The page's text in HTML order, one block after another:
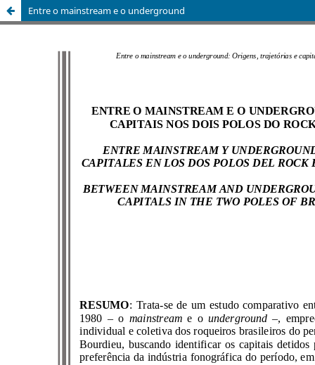
Entre o mainstream e o underground